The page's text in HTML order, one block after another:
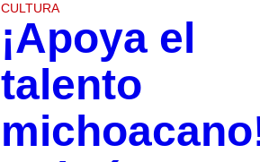
CULTURA
¡Apoya el
talento